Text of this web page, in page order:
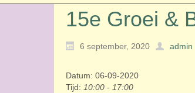
15e Groei &
6 september, 2020 admin
Datum: 06-09-2020
Tijd: 10:00 - 17:00